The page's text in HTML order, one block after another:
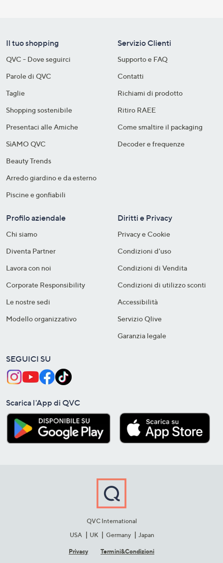
Il tuo shopping
QVC - Dove seguirci
Parole di QVC
Taglie
Shopping sostenibile​
Presentaci alle Amiche
SìAMO QVC
Beauty Trends
Arredo giardino e da esterno
Piscine e gonfiabili
Servizio Clienti
Supporto e FAQ
Contatti
Richiami di prodotto
Ritiro RAEE
Come smaltire il packaging​
Decoder e frequenze​
Profilo aziendale
Chi siamo
Diventa Partner
Lavora con noi
Corporate Responsibility
Le nostre sedi
Modello organizzativo
Diritti e Privacy
Privacy e Cookie
Condizioni d'uso
Condizioni di Vendita
Condizioni di utilizzo sconti
Accessibilità
Servizio Qlive
Garanzia legale
SEGUICI SU
Scarica l'App di QVC
QVC International
USA
UK Germany Japan
Privacy Termini&C​ondizioni